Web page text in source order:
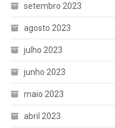
setembro 2023
agosto 2023
julho 2023
junho 2023
maio 2023
abril 2023